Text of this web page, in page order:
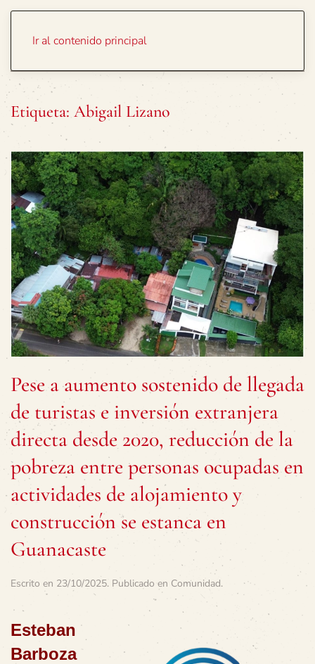
Ir al contenido principal
Etiqueta: Abigail Lizano
Pese a aumento sostenido de llegada
de turistas e inversión extranjera
directa desde 2020, reducción de la
pobreza entre personas ocupadas en
actividades de alojamiento y
construcción se estanca en
Guanacaste
Escrito en 23/10/2025. Publicado en Comunidad.
Esteban
Barboza